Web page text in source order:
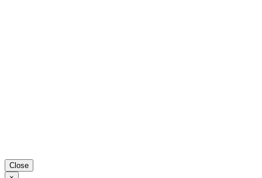
Close